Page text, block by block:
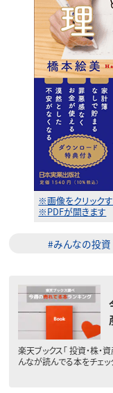
※画像をクリック
※PDFが開きます
#みんなの投資
楽天ブックス「 投資・株
んなが読んでる本をチェ